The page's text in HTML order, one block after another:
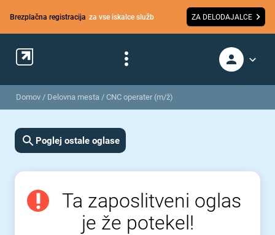
Brezplačna registracija za vse iskalce služb ZA DELODAJALCE
Domov / Delovna mesta / CNC operater (m/ž)
Poglej ostale oglase
Ta zaposlitveni oglas
je že potekel!